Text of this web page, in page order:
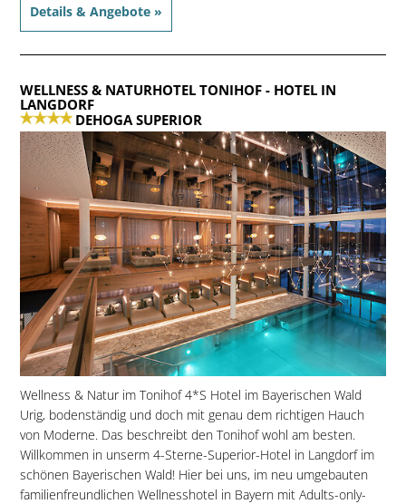
Details & Angebote »
WELLNESS & NATURHOTEL TONIHOF- HOTEL IN
LANGDORF
DEHOGA SUPERIOR
Wellness & Natur im Tonihof 4*S Hotel im Bayerischen Wald
Urig, bodenständig und doch mit genau dem richtigen Hauch
von Moderne. Das beschreibt den Tonihof wohl am besten.
Willkommen in unserm 4-Sterne-Superior-Hotel in Langdorf im
schönen Bayerischen Wald! Hier bei uns, im neu umgebauten
familien­freundlichen Wellnesshotel in Bayern mit Adults-only-